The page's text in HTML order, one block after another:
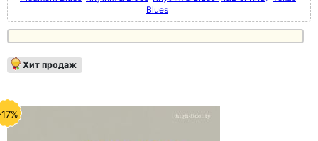
Blues
Хит продаж